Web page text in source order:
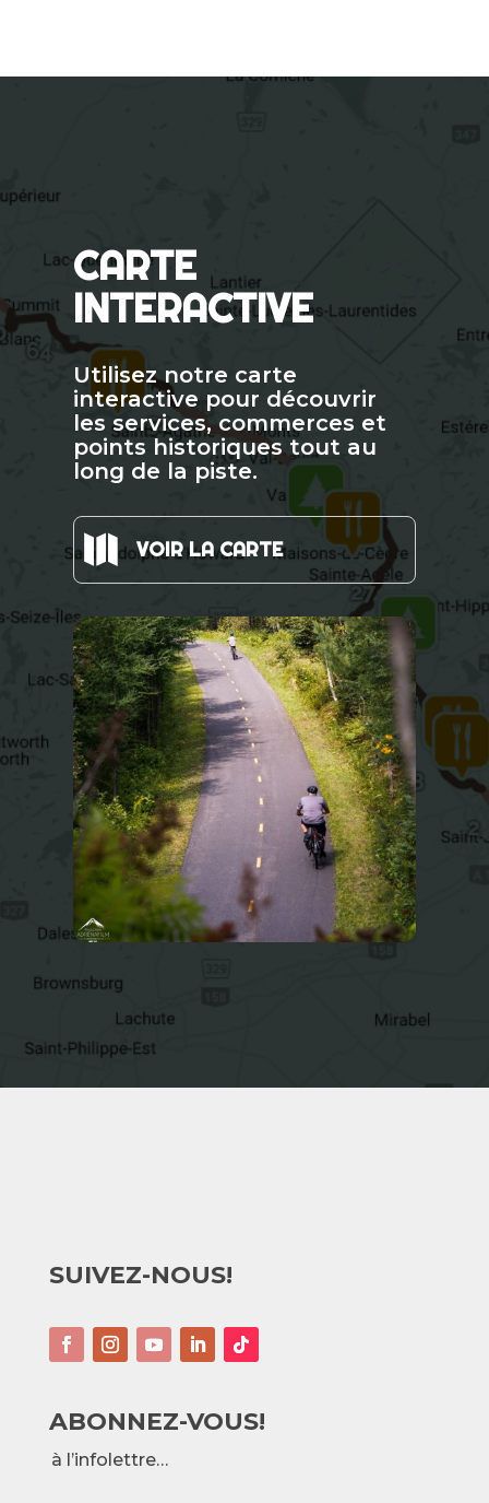
CARTE
INTERACTIVE
Utilisez notre carte
interactive pour découvrir
les services, commerces et
points historiques tout au
long de la piste.
 VOIR LA CARTE
SUIVEZ-NOUS!
ABONNEZ-VOUS!
à l’infolettre…